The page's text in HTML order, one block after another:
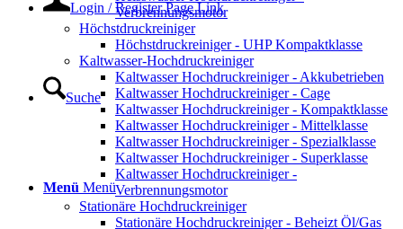
Login / Register Page Link
Suche
Menü Menü
Verbrennungsmotor
Höchstdruckreiniger
Höchstdruckreiniger - UHP Kompaktklasse
Kaltwasser-Hochdruckreiniger
Kaltwasser Hochdruckreiniger - Akkubetrieben
Kaltwasser Hochdruckreiniger - Cage
Kaltwasser Hochdruckreiniger - Kompaktklasse
Kaltwasser Hochdruckreiniger - Mittelklasse
Kaltwasser Hochdruckreiniger - Spezialklasse
Kaltwasser Hochdruckreiniger - Superklasse
Kaltwasser Hochdruckreiniger -
Verbrennungsmotor
Stationäre Hochdruckreiniger
Stationäre Hochdruckreiniger - Beheizt Öl/Gas